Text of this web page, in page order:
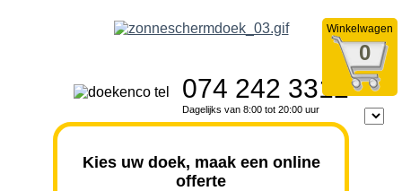
Winkelwagen
0
074 242 3312
Dagelijks van 8:00 tot 20:00 uur
Kies uw doek, maak een online
offerte